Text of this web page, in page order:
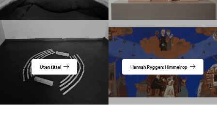
Uten tittel Hannah Ryggen: Himmelrop